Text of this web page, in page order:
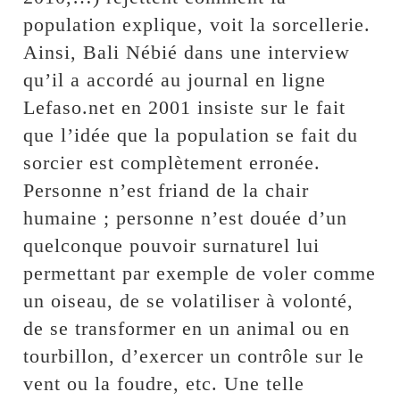
population explique, voit la sorcellerie.
Ainsi, Bali Nébié dans une interview
qu’il a accordé au journal en ligne
Lefaso.net en 2001 insiste sur le fait
que l’idée que la population se fait du
sorcier est complètement erronée.
Personne n’est friand de la chair
humaine ; personne n’est douée d’un
quelconque pouvoir surnaturel lui
permettant par exemple de voler comme
un oiseau, de se volatiliser à volonté,
de se transformer en un animal ou en
tourbillon, d’exercer un contrôle sur le
vent ou la foudre, etc. Une telle